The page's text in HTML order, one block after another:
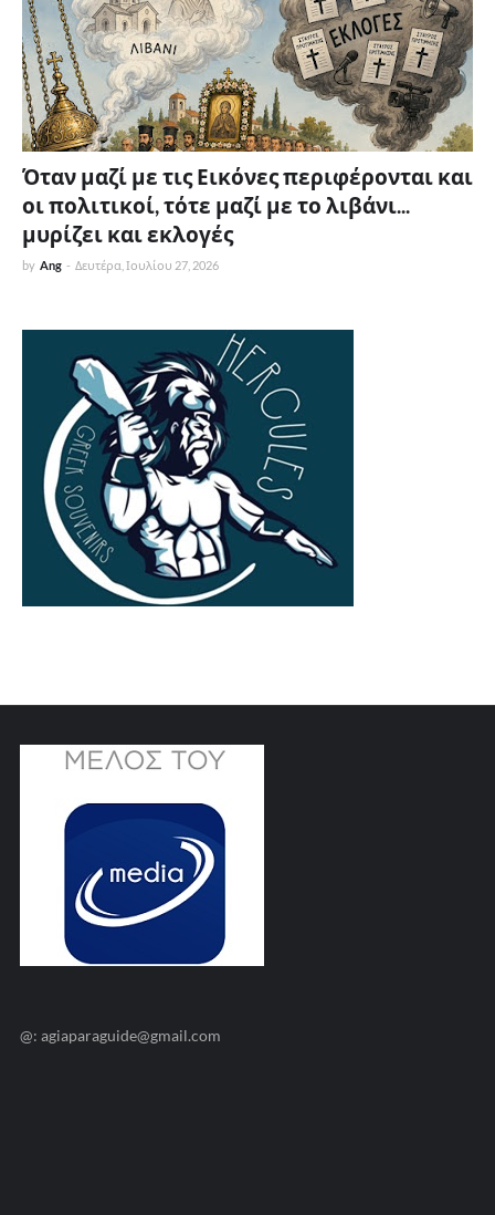
Όταν μαζί με τις Εικόνες περιφέρονται και
οι πολιτικοί, τότε μαζί με το λιβάνι...
μυρίζει και εκλογές
by Ang - Δευτέρα, Ιουλίου 27, 2026
@: agiaparaguide@gmail.com